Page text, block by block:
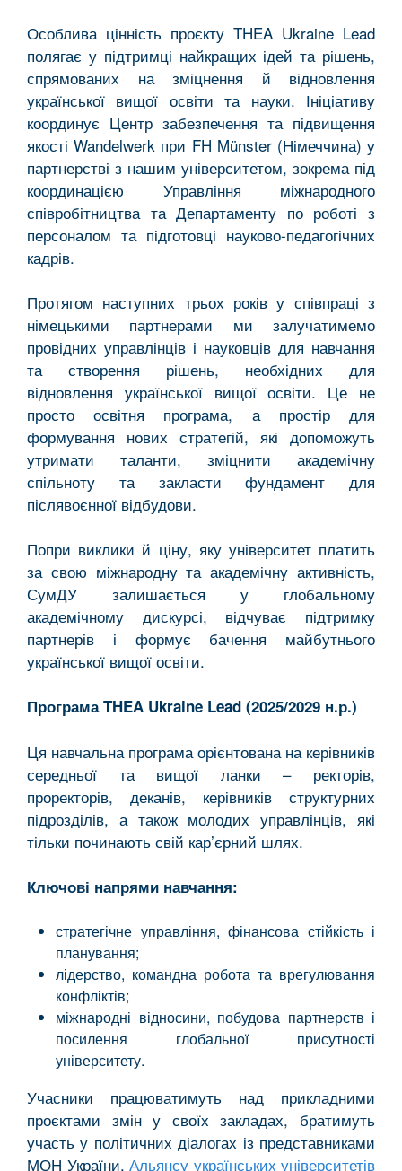
Особлива цінність проєкту THEA Ukraine Lead
полягає у підтримці найкращих ідей та рішень,
спрямованих на зміцнення й відновлення
української вищої освіти та науки. Ініціативу
координує Центр забезпечення та підвищення
якості Wandelwerk при FH Münster (Німеччина) у
партнерстві з нашим університетом, зокрема під
координацією Управління міжнародного
співробітництва та Департаменту по роботі з
персоналом та підготовці науково-педагогічних
кадрів.
Протягом наступних трьох років у співпраці з
німецькими партнерами ми залучатимемо
провідних управлінців і науковців для навчання
та створення рішень, необхідних для
відновлення української вищої освіти. Це не
просто освітня програма, а простір для
формування нових стратегій, які допоможуть
утримати таланти, зміцнити академічну
спільноту та закласти фундамент для
післявоєнної відбудови.
Попри виклики й ціну, яку університет платить
за свою міжнародну та академічну активність,
СумДУ залишається у глобальному
академічному дискурсі, відчуває підтримку
партнерів і формує бачення майбутнього
української вищої освіти.
Програма THEA Ukraine Lead (2025/2029 н.р.)
Ця навчальна програма орієнтована на керівників
середньої та вищої ланки – ректорів,
проректорів, деканів, керівників структурних
підрозділів, а також молодих управлінців, які
тільки починають свій кар’єрний шлях.
Ключові напрями навчання:
стратегічне управління, фінансова стійкість і
планування;
лідерство, командна робота та врегулювання
конфліктів;
міжнародні відносини, побудова партнерств і
посилення глобальної присутності
університету.
Учасники працюватимуть над прикладними
проєктами змін у своїх закладах, братимуть
участь у політичних діалогах із представниками
МОН України, Альянсу українських університетів